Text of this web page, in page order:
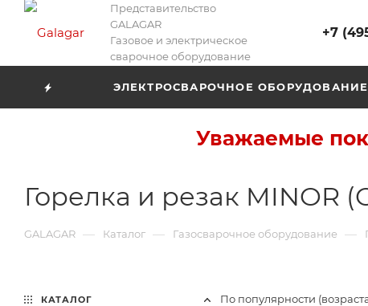
Представительство
GALAGAR
Газовое и электрическое
сварочное оборудование
+7
ЭЛЕКТРОСВАРОЧНОЕ ОБОРУДОВАНИЕ
Уважаемые
Горелка и резак MINOR
GALAGAR — Каталог — Газосварочное оборудование —
По популярности
КАТАЛОГ